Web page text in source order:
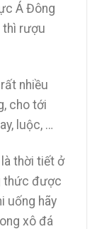
Á Đông
thì rượu
nhiều
cho tới
luộc, …
thời tiết ở
thức được
uống hãy
xô đá